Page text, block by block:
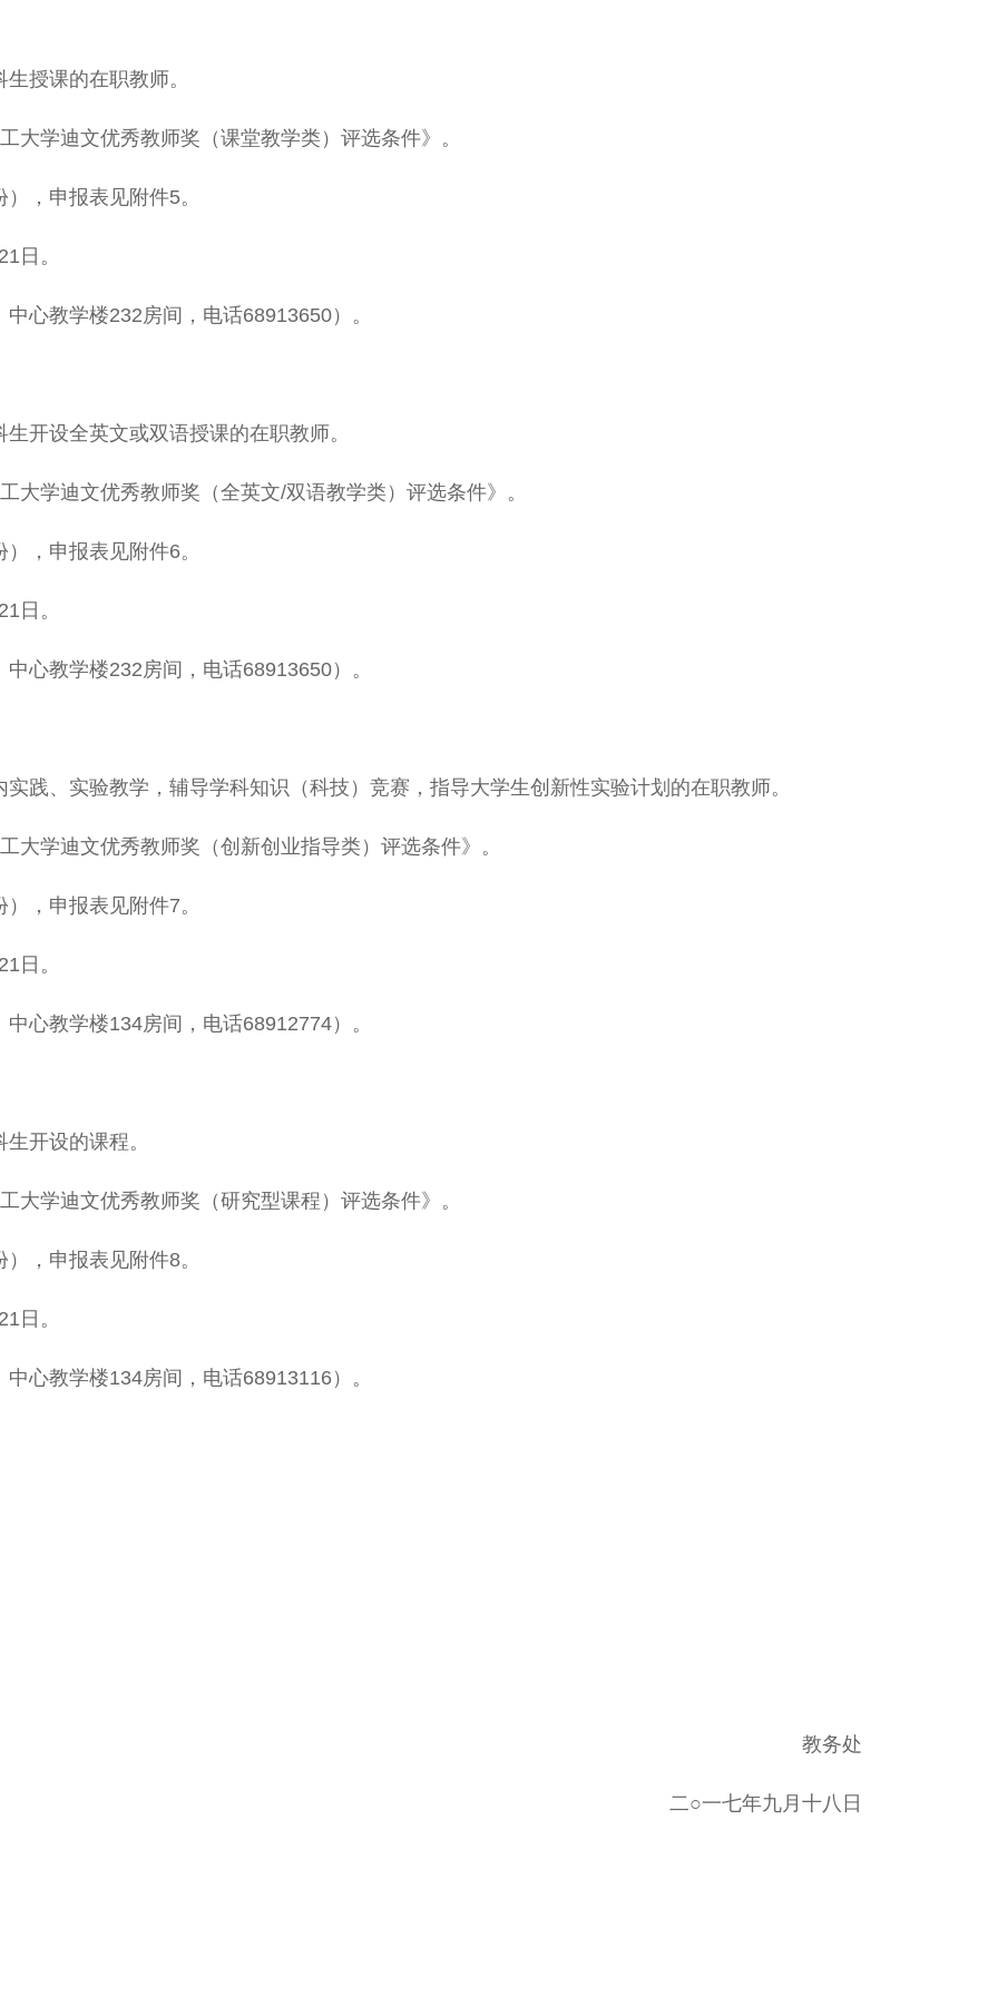
授课的在职教师。
学迪文优秀教师奖（课堂教学类）评选条件》。
，申报表见附件5。
日。
教学楼232房间，电话68913650）。
设全英文或双语授课的在职教师。
迪文优秀教师奖（全英文/双语教学类）评选条件》。
，申报表见附件6。
日。
教学楼232房间，电话68913650）。
、实验教学，辅导学科知识（科技）竞赛，指导大学生创新性实验计划的在职教师。
学迪文优秀教师奖（创新创业指导类）评选条件》。
，申报表见附件7。
日。
教学楼134房间，电话68912774）。
开设的课程。
学迪文优秀教师奖（研究型课程）评选条件》。
，申报表见附件8。
日。
心教学楼134房间，电话68913116）。
教务处
二○一七年九月十八日